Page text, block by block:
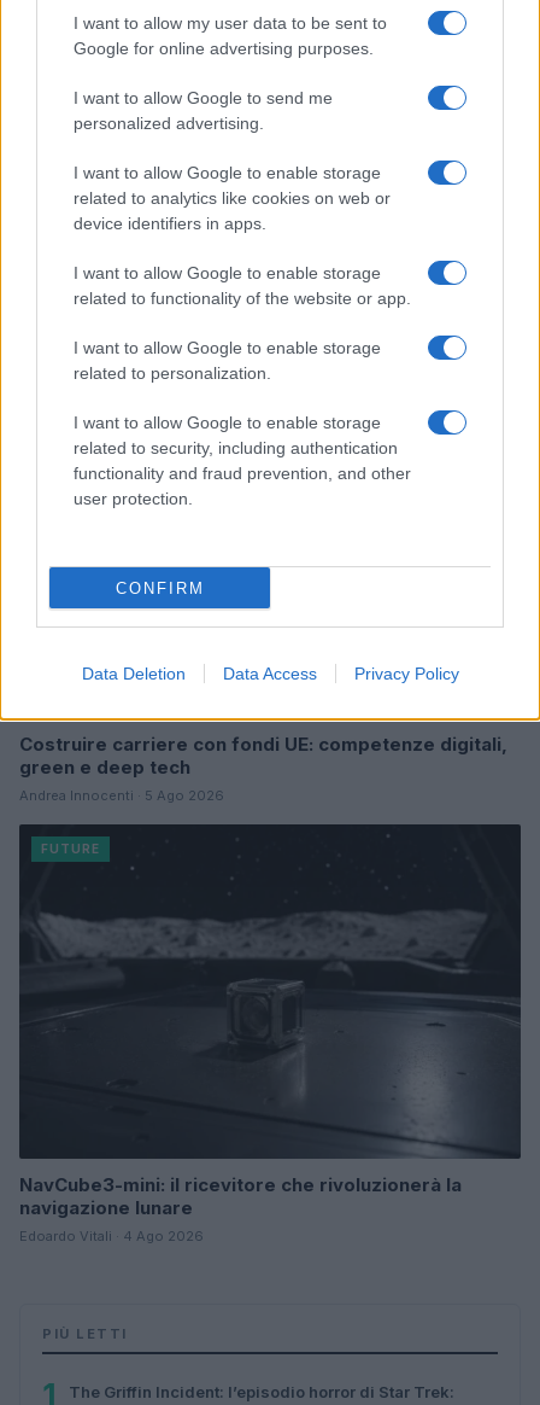
I want to allow my user data to be sent to
Google for online advertising purposes.
I want to allow Google to send me
personalized advertising.
I want to allow Google to enable storage
related to analytics like cookies on web or
device identifiers in apps.
I want to allow Google to enable storage
related to functionality of the website or app.
I want to allow Google to enable storage
related to personalization.
I want to allow Google to enable storage
related to security, including authentication
functionality and fraud prevention, and other
user protection.
CONFIRM
Data Deletion Data Access Privacy Policy
Disarmo di Hamas e ritiro da Gaza: le tensioni tra
Edoardo Marchesi · 7 Ago 2026
Costruire carriere con fondi UE: competenze digitali,
green e deep tech
Andrea Innocenti · 5 Ago 2026
FUTURE
NavCube3-mini: il ricevitore che rivoluzionerà la
navigazione lunare
Edoardo Vitali · 4 Ago 2026
PIÙ LETTI
1
The Griffin Incident: l’episodio horror di Star Trek: